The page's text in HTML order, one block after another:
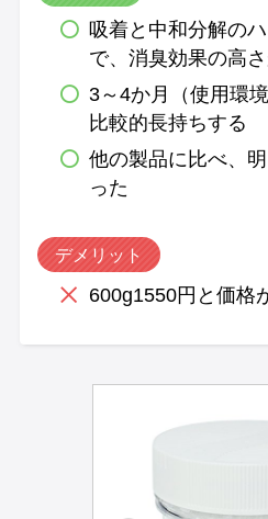
吸着と中和分解の
で、消臭効果の高
3～4か月（使用環
比較的長持ちする
他の製品に比べ、
った
デメリット
600g1550円と価格